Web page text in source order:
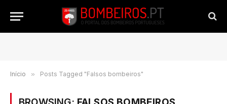
Início » Posts Tagged "Falsos bombeiros"